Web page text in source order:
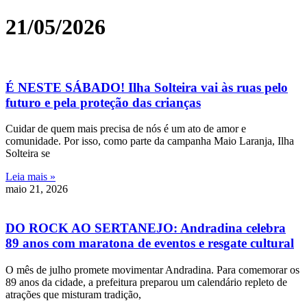
21/05/2026
É NESTE SÁBADO! Ilha Solteira vai às ruas pelo
futuro e pela proteção das crianças
Cuidar de quem mais precisa de nós é um ato de amor e
comunidade. Por isso, como parte da campanha Maio Laranja, Ilha
Solteira se
Leia mais »
maio 21, 2026
DO ROCK AO SERTANEJO: Andradina celebra
89 anos com maratona de eventos e resgate cultural
O mês de julho promete movimentar Andradina. Para comemorar os
89 anos da cidade, a prefeitura preparou um calendário repleto de
atrações que misturam tradição,